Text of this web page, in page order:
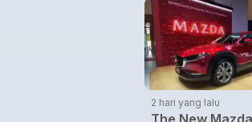
2 hari yang lalu